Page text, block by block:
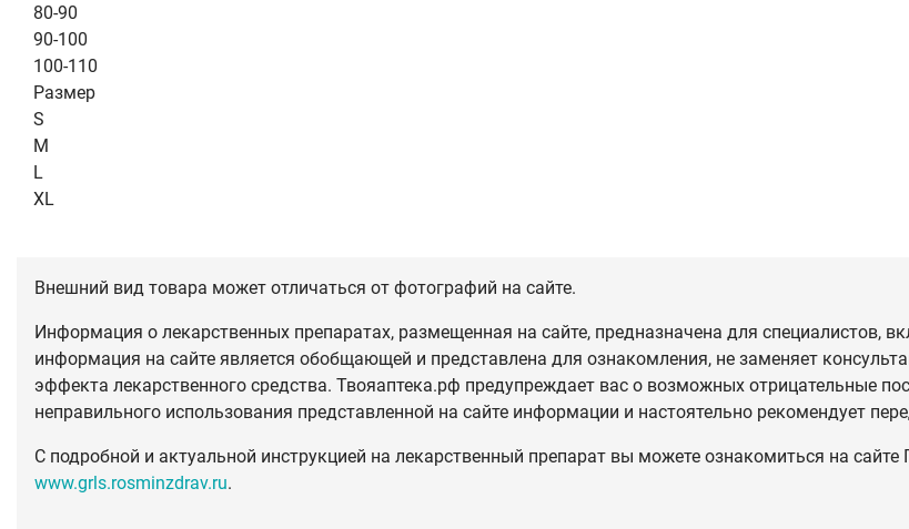
80-90
90-100
100-110
Размер
S
M
L
XL
Внешний вид товара может отличаться от фотографий на сайте.
Информация о лекарственных препаратах, размещенная на сайте, предназначена для специалистов,
информация на сайте является обобщающей и представлена для ознакомления, не заменяет
эффекта лекарственного средства. Твояаптека.рф предупреждает вас о возможных отрицательные
неправильного использования представленной на сайте информации и настоятельно рекомендует
С подробной и актуальной инструкцией на лекарственный препарат вы можете ознакомиться на сайте
www.grls.rosminzdrav.ru.